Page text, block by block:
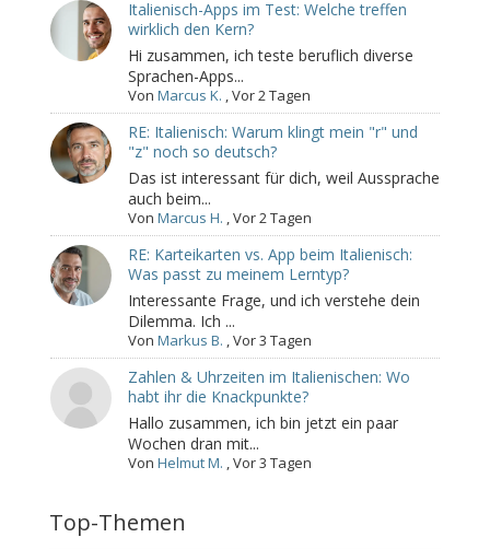
Italienisch-Apps im Test: Welche treffen
wirklich den Kern?
Hi zusammen, ich teste beruflich diverse
Sprachen-Apps...
VonMarcus K. ,Vor 2 Tagen
RE: Italienisch: Warum klingt mein "r" und
"z" noch so deutsch?
Das ist interessant für dich, weil Aussprache
auch beim...
VonMarcus H. ,Vor 2 Tagen
RE: Karteikarten vs. App beim Italienisch:
Was passt zu meinem Lerntyp?
Interessante Frage, und ich verstehe dein
Dilemma. Ich ...
VonMarkus B. ,Vor 3 Tagen
Zahlen & Uhrzeiten im Italienischen: Wo
habt ihr die Knackpunkte?
Hallo zusammen, ich bin jetzt ein paar
Wochen dran mit...
VonHelmut M. ,Vor 3 Tagen
Top-Themen